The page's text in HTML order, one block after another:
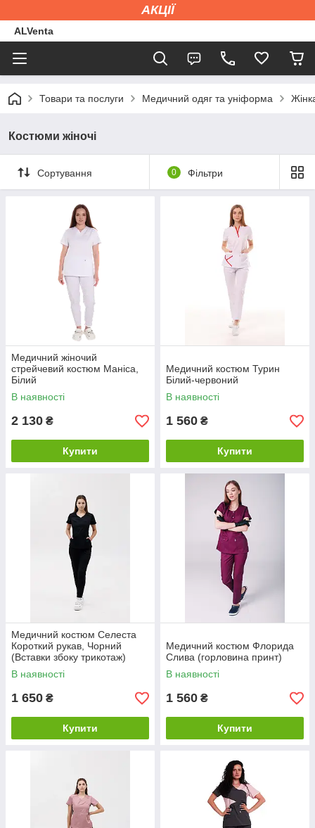
АКЦІЇ
ALVenta
Товари та послуги Медичний одяг та уніформа
Костюми жіночі
Сортування 0 Фільтри
Медичний жіночий
стрейчевий костюм Маніса,
Білий
В наявності
2 130 ₴
Купити
Медичний костюм Турин
Білий-червоний
В наявності
1 560 ₴
Купити
Медичний костюм Селеста
Короткий рукав, Чорний
(Вставки збоку трикотаж)
В наявності
1 650 ₴
Купити
Медичний костюм Флорида
Слива (горловина принт)
В наявності
1 560 ₴
Купити